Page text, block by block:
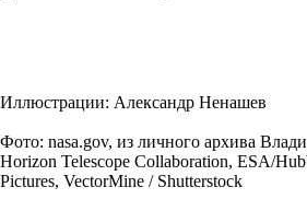
Иллюстрации: Александр Ненашев
Фото: nasa.gov, из личного архива
Horizon Telescope Collaboration, ESA/
Pictures, VectorMine / Shutterstock